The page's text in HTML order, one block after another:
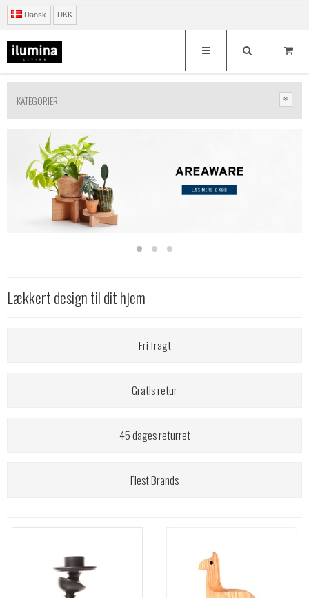
Dansk DKK
KATEGORIER
Lækkert design til dit hjem
Fri fragt
Gratis retur
45 dages returret
Flest Brands